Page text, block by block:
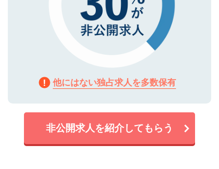
他にはない独占求人を多数保有
非公開求人を紹介してもらう